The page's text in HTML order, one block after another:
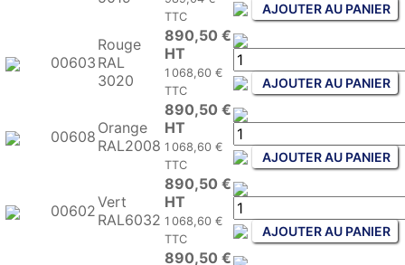
TTC
AJOUTER AU PANIER
00603
Rouge
RAL
3020
890,50 €
HT
1 068,60 €
TTC
AJOUTER AU PANIER
00608 Orange
RAL2008
890,50 €
HT
1 068,60 €
TTC
AJOUTER AU PANIER
00602Vert
RAL6032
890,50 €
HT
1 068,60 €
TTC
AJOUTER AU PANIER
890,50 €